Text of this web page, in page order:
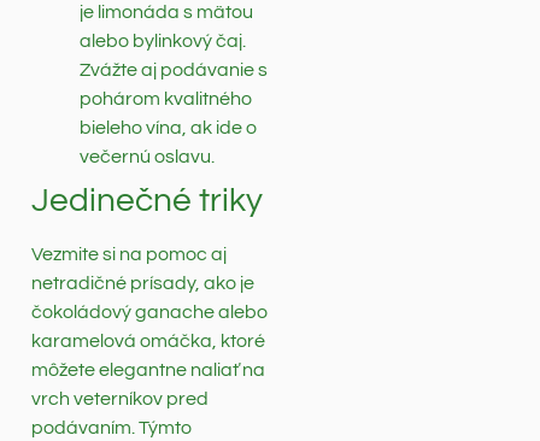
je limonáda s mätou
alebo bylinkový čaj.
Zvážte aj podávanie s
pohárom kvalitného
bieleho vína, ak ide o
večernú oslavu.
Jedinečné triky
Vezmite si na pomoc aj
netradičné prísady, ako je
čokoládový ganache alebo
karamelová omáčka, ktoré
môžete elegantne naliať na
vrch veterníkov pred
podávaním. Týmto